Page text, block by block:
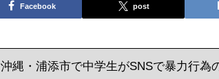
Facebook post
沖縄・浦添市で中学生がSNSで暴力行為